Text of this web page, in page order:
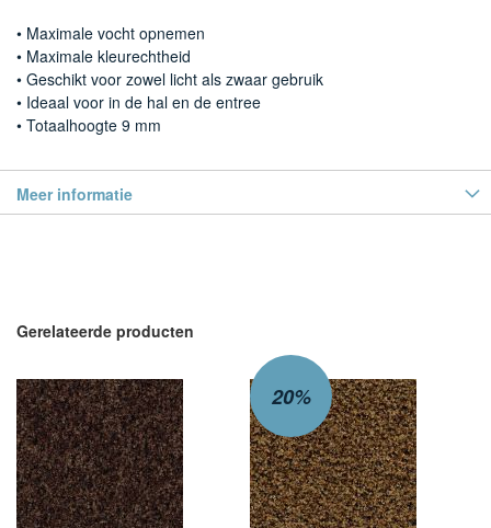
• Maximale vocht opnemen
• Maximale kleurechtheid
• Geschikt voor zowel licht als zwaar gebruik
• Ideaal voor in de hal en de entree
• Totaalhoogte 9 mm
Meer informatie
Gerelateerde producten
20%